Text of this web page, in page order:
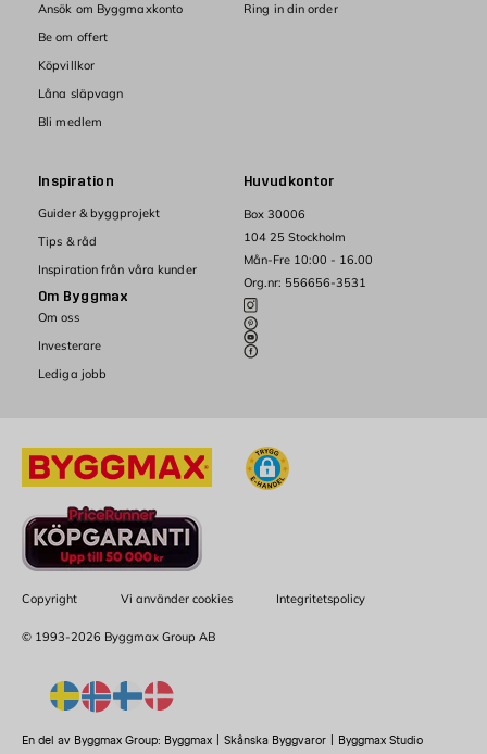
Huvudkontor
Box 30006
104 25 Stockholm
Mån-Fre 10:00 - 16.00
Org.nr: 556656-3531
Ansök om Byggmaxkonto
Be om offert
Köpvillkor
Låna släpvagn
Bli medlem
Ring in din order
Inspiration
Guider & byggprojekt
Tips & råd
Inspiration från våra kunder
Om Byggmax
Om oss
Investerare
Lediga jobb
Copyright Vi använder cookies Integritetspolicy
© 1993-2026 Byggmax Group AB
En del av Byggmax Group: Byggmax Skånska Byggvaror Byggmax Studio